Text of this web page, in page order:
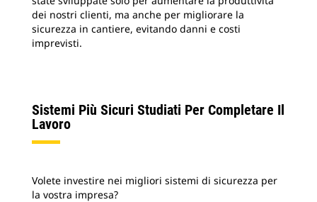
dei nostri clienti, ma anche per migliorare la
sicurezza in cantiere, evitando danni e costi
imprevisti.
Sistemi Più Sicuri Studiati Per Completare Il
Lavoro
Volete investire nei migliori sistemi di sicurezza per
la vostra impresa?